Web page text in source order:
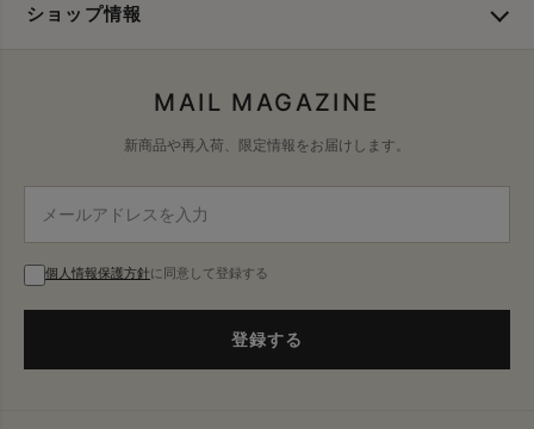
ショップ情報
MAIL MAGAZINE
新商品や再入荷、限定情報をお届けします。
個人情報保護方針に同意して登録する
登録する